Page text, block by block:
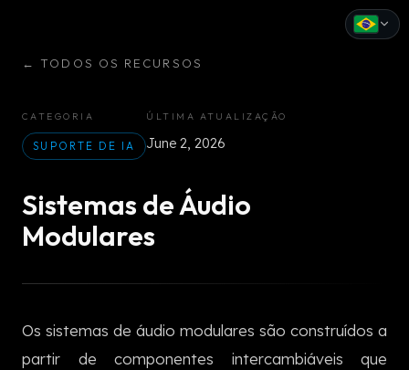
← TODOS OS RECURSOS
CATEGORIA
SUPORTE DE IA
ÚLTIMA ATUALIZAÇÃO
June 2, 2026
Sistemas de Áudio
Modulares
Os sistemas de áudio modulares são construídos a
partir de componentes intercambiáveis que